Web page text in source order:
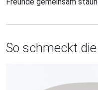
So schmeckt